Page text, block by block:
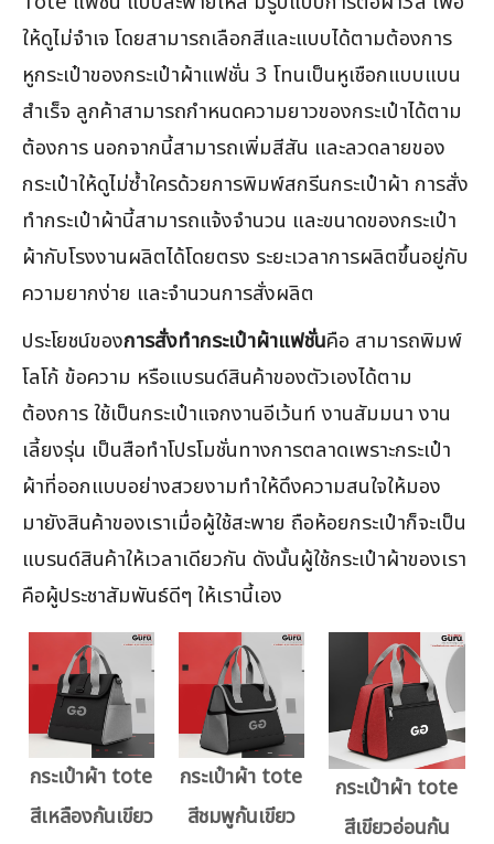
ให้ดูไม่จำเจ โดยสามารถเลือกสีและแบบได้ตามต้องการ
หูกระเป๋าของกระเป๋าผ้าแฟชั่น 3 โทนเป็นหูเชือกแบบแบน
สำเร็จ ลูกค้าสามารถกำหนดความยาวของกระเป๋าได้ตาม
ต้องการ นอกจากนี้สามารถเพิ่มสีสัน และลวดลายของ
กระเป๋าให้ดูไม่ซ้ำใครด้วยการพิมพ์สกรีนกระเป๋าผ้า การสั่ง
ทำกระเป๋าผ้านี้สามารถแจ้งจำนวน และขนาดของกระเป๋า
ผ้ากับโรงงานผลิตได้โดยตรง ระยะเวลาการผลิตขึ้นอยู่กับ
ความยากง่าย และจำนวนการสั่งผลิต
ประโยชน์ของการสั่งทำกระเป๋าผ้าแฟชั่นคือ สามารถพิมพ์
โลโก้ ข้อความ หรือแบรนด์สินค้าของตัวเองได้ตาม
ต้องการ ใช้เป็นกระเป๋าแจกงานอีเว้นท์ งานสัมมนา งาน
เลี้ยงรุ่น เป็นสือทำโปรโมชั่นทางการตลาดเพราะกระเป๋า
ผ้าที่ออกแบบอย่างสวยงามทำให้ดึงความสนใจให้มอง
มายังสินค้าของเราเมื่อผู้ใช้สะพาย ถือห้อยกระเป๋าก็จะเป็น
แบรนด์สินค้าให้เวลาเดียวกัน ดังนั้นผู้ใช้กระเป๋าผ้าของเรา
คือผู้ประชาสัมพันธ์ดีๆ ให้เรานี้เอง
กระเป๋าผ้า tote
สีเหลืองก้นเขียว
กระเป๋าผ้า tote
สีชมพูก้นเขียว
กระเป๋าผ้า tote
สีเขียวอ่อนก้น